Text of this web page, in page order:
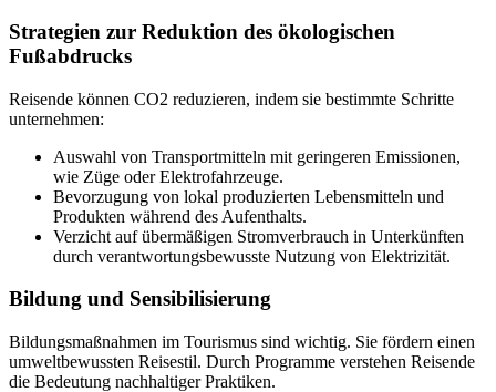
Strategien zur Reduktion des ökologischen
Fußabdrucks
Reisende können CO2 reduzieren, indem sie bestimmte Schritte
unternehmen:
Auswahl von Transportmitteln mit geringeren Emissionen,
wie Züge oder Elektrofahrzeuge.
Bevorzugung von lokal produzierten Lebensmitteln und
Produkten während des Aufenthalts.
Verzicht auf übermäßigen Stromverbrauch in Unterkünften
durch verantwortungsbewusste Nutzung von Elektrizität.
Bildung und Sensibilisierung
Bildungsmaßnahmen im Tourismus sind wichtig. Sie fördern einen
umweltbewussten Reisestil. Durch Programme verstehen Reisende
die Bedeutung nachhaltiger Praktiken.